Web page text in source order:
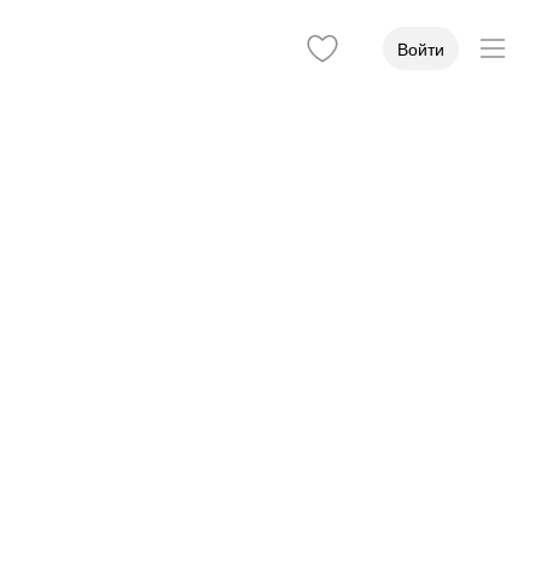
Войти